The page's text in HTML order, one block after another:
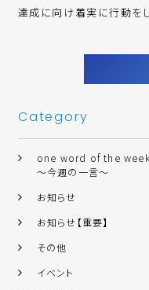
達成に向け着実に行動を
Category
one word of the
～今週の一言～
お知らせ
お知らせ【重要】
その他
イベント